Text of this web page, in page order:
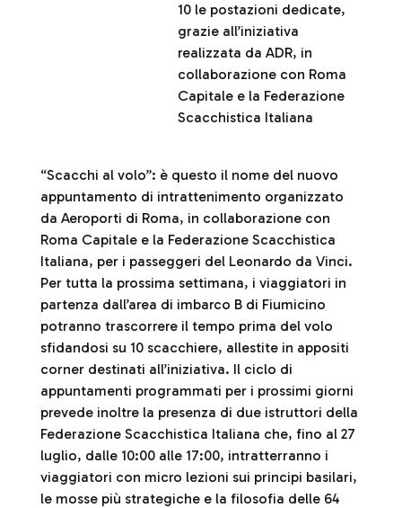
10 le postazioni dedicate,
grazie all’iniziativa
realizzata da ADR, in
collaborazione con Roma
Capitale e la Federazione
Scacchistica Italiana
“Scacchi al volo”: è questo il nome del nuovo
appuntamento di intrattenimento organizzato
da Aeroporti di Roma, in collaborazione con
Roma Capitale e la Federazione Scacchistica
Italiana, per i passeggeri del Leonardo da Vinci.
Per tutta la prossima settimana, i viaggiatori in
partenza dall’area di imbarco B di Fiumicino
potranno trascorrere il tempo prima del volo
sfidandosi su 10 scacchiere, allestite in appositi
corner destinati all’iniziativa. Il ciclo di
appuntamenti programmati per i prossimi giorni
prevede inoltre la presenza di due istruttori della
Federazione Scacchistica Italiana che, fino al 27
luglio, dalle 10:00 alle 17:00, intratterranno i
viaggiatori con micro lezioni sui principi basilari,
le mosse più strategiche e la filosofia delle 64